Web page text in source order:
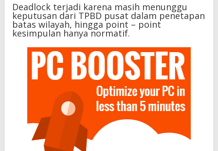
‎Deadlock terjadi karena masih menunggu
keputusan dari TPBD pusat dalam penetapan
batas wilayah, hingga point – point
kesimpulan hanya normatif.